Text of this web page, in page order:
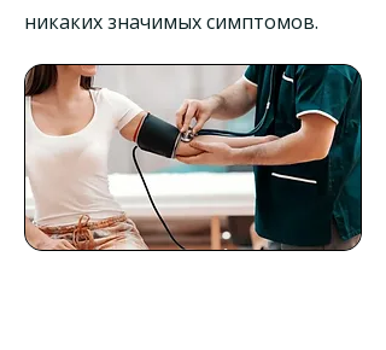
никаких значимых симптомов.